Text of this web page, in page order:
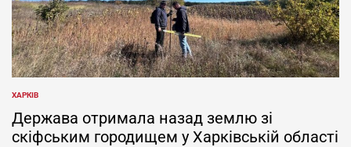
ОПУБЛІКУВАТИ
У
ХАРКІВ
Держава отримала назад землю зі
скіфським городищем у Харківській області